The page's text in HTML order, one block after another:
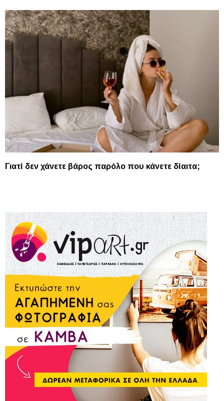
Γιατί δεν χάνετε βάρος παρόλο που κάνετε δίαιτα;